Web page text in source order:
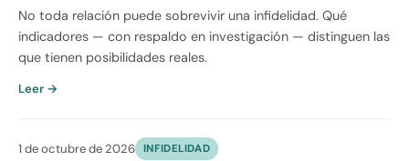
No toda relación puede sobrevivir una infidelidad. Qué
indicadores — con respaldo en investigación — distinguen las
que tienen posibilidades reales.
Leer →
1 de octubre de 2026 INFIDELIDAD